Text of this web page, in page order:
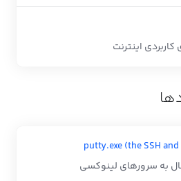
اینترنت
putty.exe (the SSH
به سرورهای لینوکسی